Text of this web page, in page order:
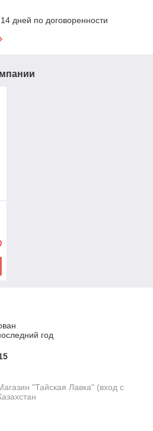
дней по договоренности
год
"Тайская Лавка" (вход с